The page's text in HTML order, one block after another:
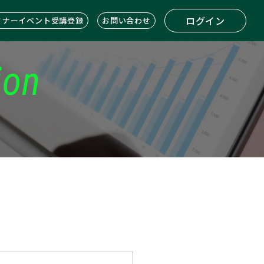
ナーイベント受講登録 お問い合わせ ログイン